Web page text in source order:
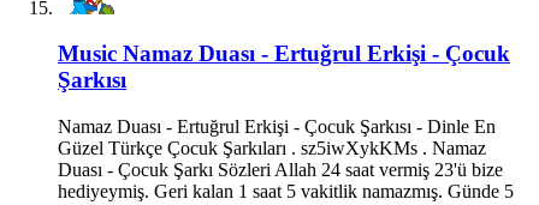
Music Namaz Duası - Ertuğrul Erkişi - Çocuk
Şarkısı
Namaz Duası - Ertuğrul Erkişi - Çocuk Şarkısı - Dinle En
Güzel Türkçe Çocuk Şarkıları . sz5iwXykKMs . Namaz
Duası - Çocuk Şarkı Sözleri Allah 24 saat vermiş 23'ü bize
hediyeymiş. Geri kalan 1 saat 5 vakitlik namazmış. Günde 5